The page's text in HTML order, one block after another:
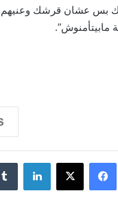
بس عشان قرشك وعنيهم
فيسبوك ‫X لينكدإن